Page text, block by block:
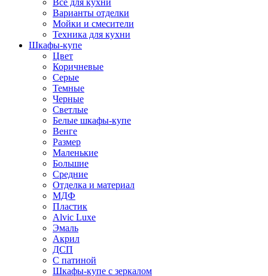
Все для кухни
Варианты отделки
Мойки и смесители
Техника для кухни
Шкафы-купе
Цвет
Коричневые
Серые
Темные
Черные
Светлые
Белые шкафы-купе
Венге
Размер
Маленькие
Большие
Средние
Отделка и материал
МДФ
Пластик
Alvic Luxe
Эмаль
Акрил
ДСП
С патиной
Шкафы-купе с зеркалом